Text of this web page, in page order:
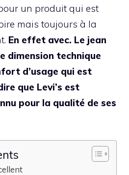
un produit qui est
mais toujours à la
En effet avec. Le jean
dimension technique
d’usage qui est
que Levi’s est
pour la qualité de ses